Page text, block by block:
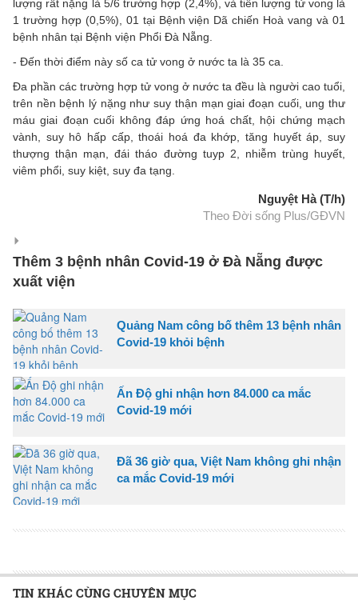
lượng rất nặng là 5/6 trường hợp (2,4%), và tiên lượng tử vong là
1 trường hợp (0,5%), 01 tại Bệnh viện Dã chiến Hoà vang và 01
bệnh nhân tại Bệnh viện Phổi Đà Nẵng.
- Đến thời điểm này số ca tử vong ở nước ta là 35 ca.
Đa phần các trường hợp tử vong ở nước ta đều là người cao tuổi,
trên nền bệnh lý nặng như suy thận mạn giai đoạn cuối, ung thư
máu giai đoạn cuối không đáp ứng hoá chất, hội chứng mạch
vành, suy hô hấp cấp, thoái hoá đa khớp, tăng huyết áp, suy
thượng thận mạn, đái tháo đường tuyp 2, nhiễm trùng huyết,
viêm phổi, suy kiệt, suy đa tạng.
Nguyệt Hà (T/h)
Theo Đời sống Plus/GĐVN
Thêm 3 bệnh nhân Covid-19 ở Đà Nẵng được
xuất viện
Quảng Nam công bố thêm 13 bệnh nhân
Covid-19 khỏi bệnh
Ấn Độ ghi nhận hơn 84.000 ca mắc
Covid-19 mới
Đã 36 giờ qua, Việt Nam không ghi nhận
ca mắc Covid-19 mới
TIN KHÁC CÙNG CHUYÊN MỤC